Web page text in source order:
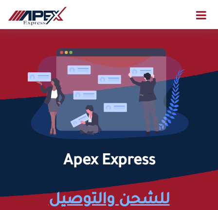
Apex Express
للشحن والتوصيل